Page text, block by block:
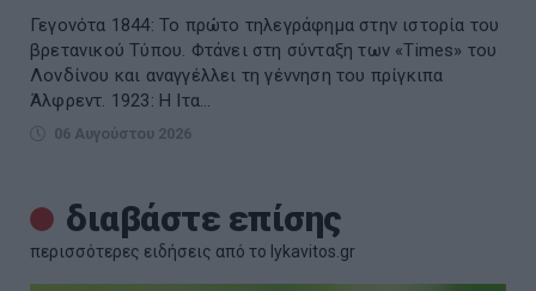
Γεγονότα 1844: Το πρώτο τηλεγράφημα στην ιστορία του
βρετανικού Τύπου. Φτάνει στη σύνταξη των «Times» του
Λονδίνου και αναγγέλλει τη γέννηση του πρίγκιπα
Άλφρεντ. 1923: Η Ιτα...
06 Αυγούστου 2026
διαβάστε επίσης
περισσότερες ειδήσεις από το lykavitos.gr